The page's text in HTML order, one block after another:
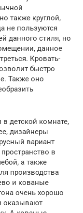
также круглой,
не пользуются
данного стиля, но
данное
Кровать-
быстро
Также оно
детской комнате,
дизайнеры
вариант
в
а также
производства
и кованые
очень хорошо
оказывают